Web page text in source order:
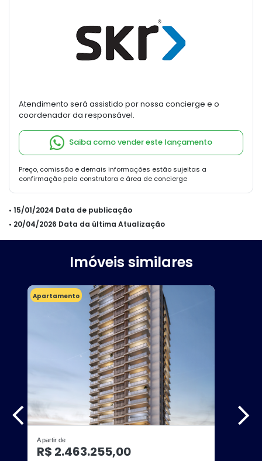
Atendimento será assistido por nossa concierge e o
coordenador da responsável.
Saiba como vender este lançamento
Preço, comissão e demais informações estão sujeitas a
confirmação pela construtora e área de concierge
• 15/01/2024 Data de publicação
• 20/04/2026 Data da última Atualização
Imóveis similares
Apartamento
A partir de
R$ 2.463.255,00